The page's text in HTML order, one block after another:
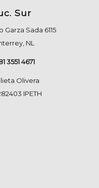
Sur
Garza Sada 6115
NL
3551 4671
Olivera
IPETH